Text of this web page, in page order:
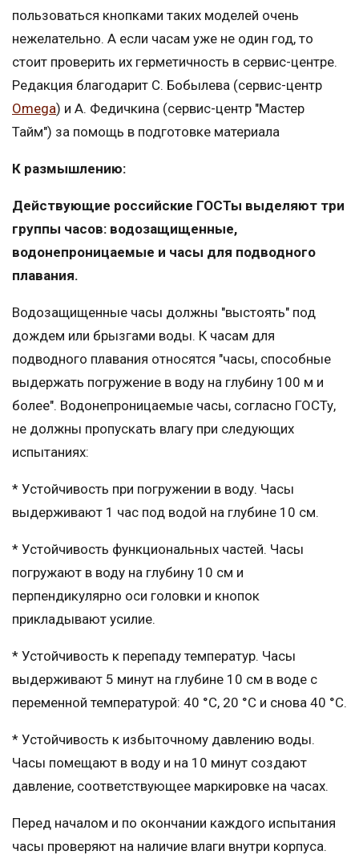
пользоваться кнопками таких моделей очень
нежелательно. А если часам уже не один год, то
стоит проверить их герметичность в сервис-центре.
Редакция благодарит С. Бобылева (сервис-центр
Omega) и А. Федичкина (сервис-центр "Мастер
Тайм") за помощь в подготовке материала
К размышлению:
Действующие российские ГОСТы выделяют три
группы часов: водозащищенные,
водонепроницаемые и часы для подводного
плавания.
Водозащищенные часы должны "выстоять" под
дождем или брызгами воды. К часам для
подводного плавания относятся "часы, способные
выдержать погружение в воду на глубину 100 м и
более". Водонепроницаемые часы, согласно ГОСТу,
не должны пропускать влагу при следующих
испытаниях:
* Устойчивость при погружении в воду. Часы
выдерживают 1 час под водой на глубине 10 см.
* Устойчивость функциональных частей. Часы
погружают в воду на глубину 10 см и
перпендикулярно оси головки и кнопок
прикладывают усилие.
* Устойчивость к перепаду температур. Часы
выдерживают 5 минут на глубине 10 см в воде с
переменной температурой: 40 °С, 20 °С и снова 40 °С.
* Устойчивость к избыточному давлению воды.
Часы помещают в воду и на 10 минут создают
давление, соответствующее маркировке на часах.
Перед началом и по окончании каждого испытания
часы проверяют на наличие влаги внутри корпуса.